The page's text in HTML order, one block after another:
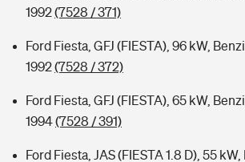
1992(7528 / 371)
Ford Fiesta, GFJ (FIESTA), 96 kW,
1992(7528 / 372)
Ford Fiesta, GFJ (FIESTA), 65 kW,
1994(7528 / 391)
Ford Fiesta, JAS (FIESTA 1.8 D), 55 kW,